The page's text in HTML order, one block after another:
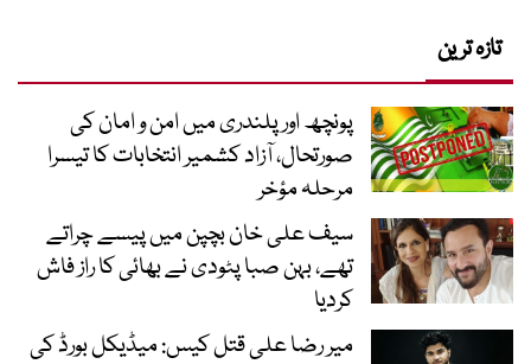
تازہ ترین
پونچھ اور پلندری میں امن و امان کی
صورتحال، آزاد کشمیر انتخابات کا تیسرا
مرحلہ مؤخر
سیف علی خان بچپن میں پیسے چراتے
تھے، بہن صبا پٹودی نے بھائی کا راز فاش
کردیا
میر رضا علی قتل کیس: میڈیکل بورڈ کی